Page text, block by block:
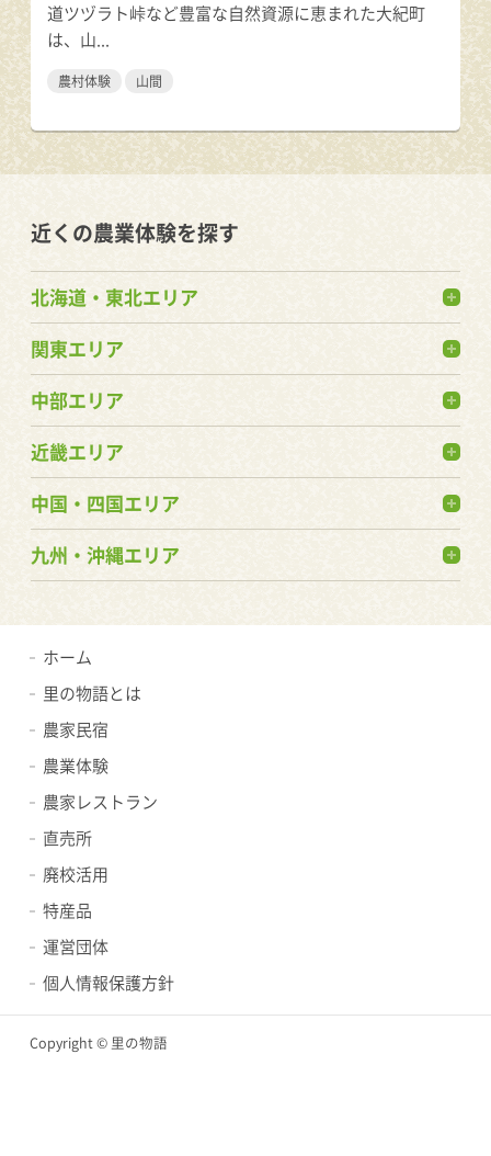
道ツヅラト峠など豊富な自然資源に恵まれた大紀町
は、山...
農村体験 山間
近くの農業体験を探す
北海道・東北エリア
関東エリア
中部エリア
近畿エリア
中国・四国エリア
九州・沖縄エリア
ホーム
里の物語とは
農家民宿
農業体験
農家レストラン
直売所
廃校活用
特産品
運営団体
個人情報保護方針
Copyright © 里の物語